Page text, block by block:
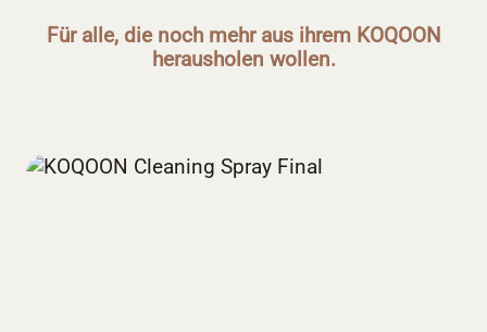
Für alle, die noch mehr aus ihrem KOQOON
herausholen wollen.